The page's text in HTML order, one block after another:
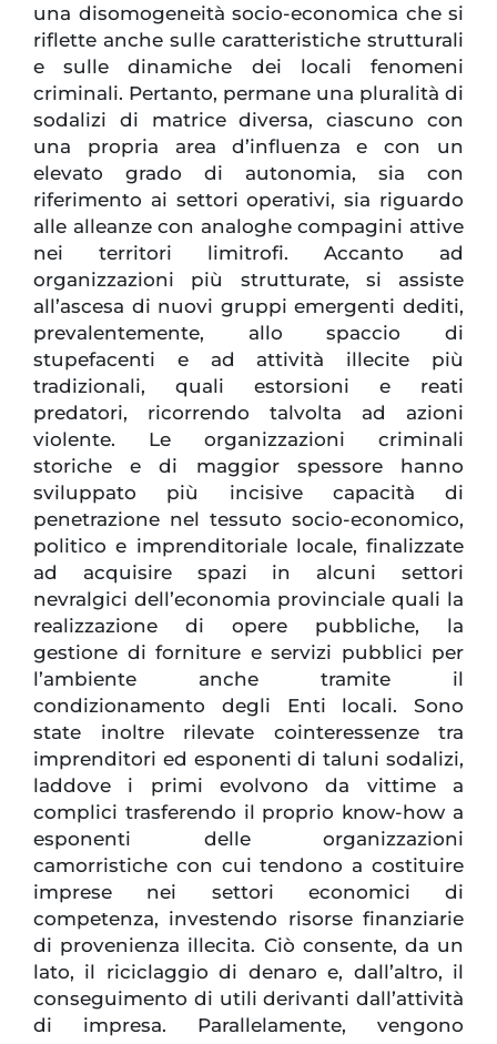
una disomogeneità socio-economica che si
riflette anche sulle caratteristiche strutturali
e sulle dinamiche dei locali fenomeni
criminali. Pertanto, permane una pluralità di
sodalizi di matrice diversa, ciascuno con
una propria area d’influenza e con un
elevato grado di autonomia, sia con
riferimento ai settori operativi, sia riguardo
alle alleanze con analoghe compagini attive
nei territori limitrofi. Accanto ad
organizzazioni più strutturate, si assiste
all’ascesa di nuovi gruppi emergenti dediti,
prevalentemente, allo spaccio di
stupefacenti e ad attività illecite più
tradizionali, quali estorsioni e reati
predatori, ricorrendo talvolta ad azioni
violente. Le organizzazioni criminali
storiche e di maggior spessore hanno
sviluppato più incisive capacità di
penetrazione nel tessuto socio-economico,
politico e imprenditoriale locale, finalizzate
ad acquisire spazi in alcuni settori
nevralgici dell’economia provinciale quali la
realizzazione di opere pubbliche, la
gestione di forniture e servizi pubblici per
l’ambiente anche tramite il
condizionamento degli Enti locali. Sono
state inoltre rilevate cointeressenze tra
imprenditori ed esponenti di taluni sodalizi,
laddove i primi evolvono da vittime a
complici trasferendo il proprio know-how a
esponenti delle organizzazioni
camorristiche con cui tendono a costituire
imprese nei settori economici di
competenza, investendo risorse finanziarie
di provenienza illecita. Ciò consente, da un
lato, il riciclaggio di denaro e, dall’altro, il
conseguimento di utili derivanti dall’attività
di impresa. Parallelamente, vengono